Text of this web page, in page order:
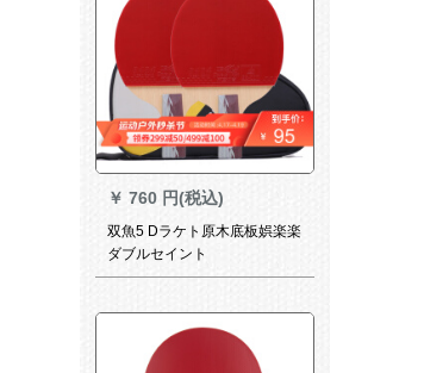
￥ 760 円(税込)
双魚5 Dラケト原木底板娯楽楽
ダブルセイント